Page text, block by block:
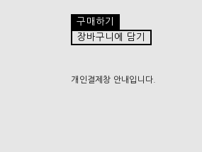
구매하기
장바구니에 담기
개인결제창 안내입니다.